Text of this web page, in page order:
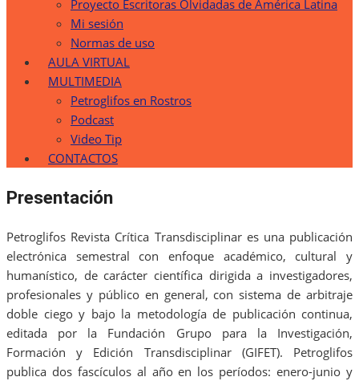
Proyecto Escritoras Olvidadas de América Latina
Mi sesión
Normas de uso
AULA VIRTUAL
MULTIMEDIA
Petroglifos en Rostros
Podcast
Video Tip
CONTACTOS
Presentación
Petroglifos Revista Crítica Transdisciplinar es una publicación
electrónica semestral con enfoque académico, cultural y
humanístico, de carácter científica dirigida a investigadores,
profesionales y público en general, con sistema de arbitraje
doble ciego y bajo la metodología de publicación continua,
editada por la Fundación Grupo para la Investigación,
Formación y Edición Transdisciplinar (GIFET). Petroglifos
publica dos fascículos al año en los períodos: enero-junio y